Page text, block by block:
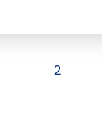
2